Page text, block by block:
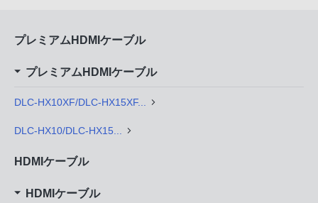
プレミアムHDMIケーブル
プレミアムHDMIケーブル
DLC-HX10XF/DLC-HX15XF...
DLC-HX10/DLC-HX15...
HDMIケーブル
HDMIケーブル